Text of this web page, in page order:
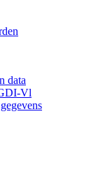
data
Vl